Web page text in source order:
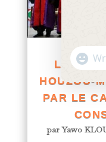
LE
HOUZOU-
PAR LE
parYawo